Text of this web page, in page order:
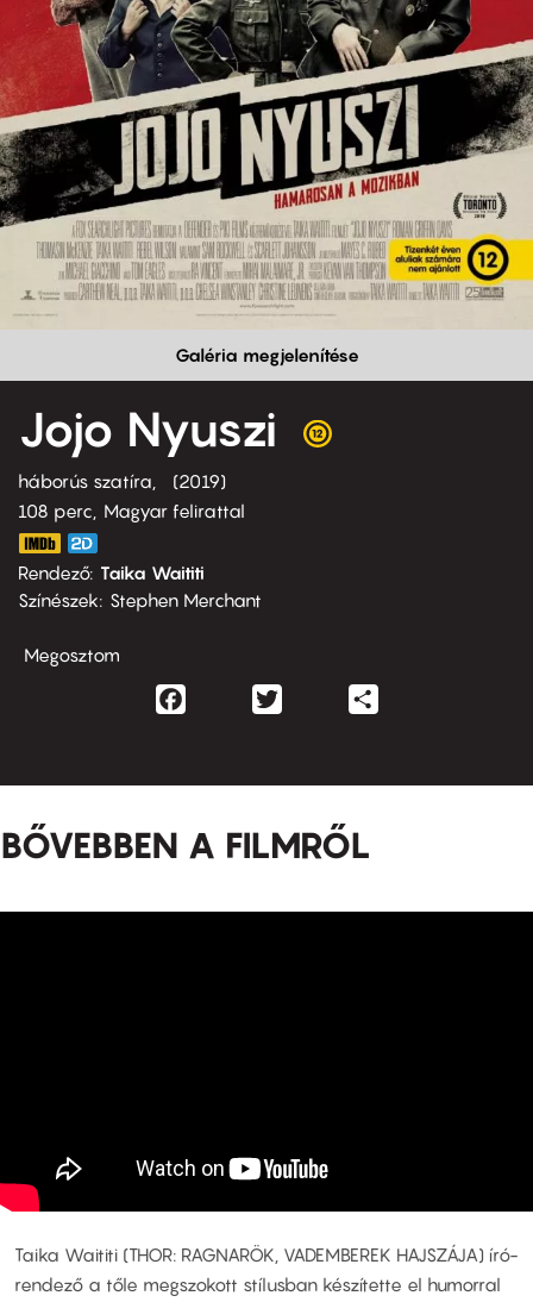
Galéria megjelenítése
Jojo Nyuszi
háborús szatíra
2019
108 perc,
Magyar felirattal
Rendező Taika Waititi
Színészek
Stephen Merchant
Megosztom
Facebook
BŐVEBBEN A FILMRŐL
Taika Waititi (THOR: RAGNARÖK, VADEMBEREK HAJSZÁJA) író-
rendező a tőle megszokott stílusban készítette el humorral